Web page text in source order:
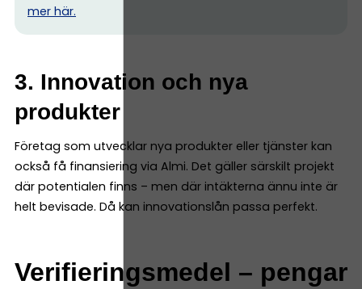
mer här.
3. Innovation och nya
produkter
Företag som utvecklar nya produkter eller tjänster kan
också få finansiering via Almi. Det gäller särskilt projekt
där potentialen finns – men där intäkterna ännu inte är
helt bevisade. Då kan innovationslån passa perfekt.
Verifieringsmedel – pengar